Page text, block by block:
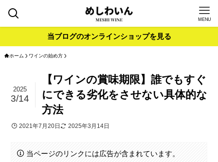
MENU
当ブログのオンラインショップを見る
ホーム ワインの始め方
【ワインの賞味期限】誰でもすぐ
にできる劣化をさせない具体的な
方法
2025
3/14
2021年7月20日 2025年3月14日
当ページのリンクには広告が含まれています。